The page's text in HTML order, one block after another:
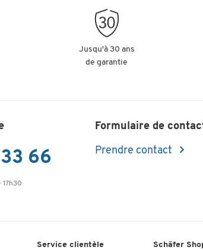
Jusqu'à 30 ans
de garantie
66
17h30
Formulaire de
Prendre contact
Service clientèle Schäfer